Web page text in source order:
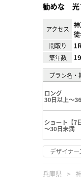
勧めな 光
アクセス
間取り
築年数
プラン名・
ロング
30日以上～
ショート【7
～30日未満
デザイナー
兵庫県